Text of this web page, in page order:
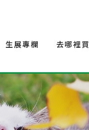
生展專欄 去哪裡買